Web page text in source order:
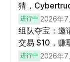
猜，
进行中 2026年7
组队夺宝：邀
交易 $10，赚
进行中 2026年7